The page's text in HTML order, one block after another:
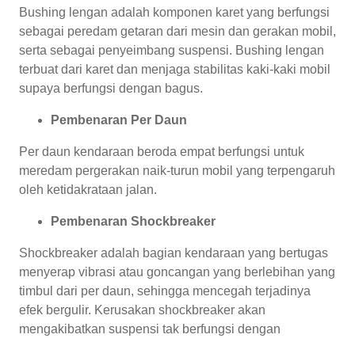
Bushing lengan adalah komponen karet yang berfungsi
sebagai peredam getaran dari mesin dan gerakan mobil,
serta sebagai penyeimbang suspensi. Bushing lengan
terbuat dari karet dan menjaga stabilitas kaki-kaki mobil
supaya berfungsi dengan bagus.
Pembenaran Per Daun
Per daun kendaraan beroda empat berfungsi untuk
meredam pergerakan naik-turun mobil yang terpengaruh
oleh ketidakrataan jalan.
Pembenaran Shockbreaker
Shockbreaker adalah bagian kendaraan yang bertugas
menyerap vibrasi atau goncangan yang berlebihan yang
timbul dari per daun, sehingga mencegah terjadinya
efek bergulir. Kerusakan shockbreaker akan
mengakibatkan suspensi tak berfungsi dengan